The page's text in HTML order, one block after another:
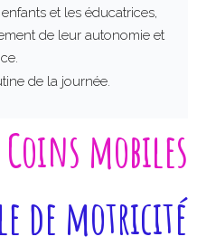
et les éducatrices,
de leur autonomie et
de la journée.
Coins mobiles
de motricité